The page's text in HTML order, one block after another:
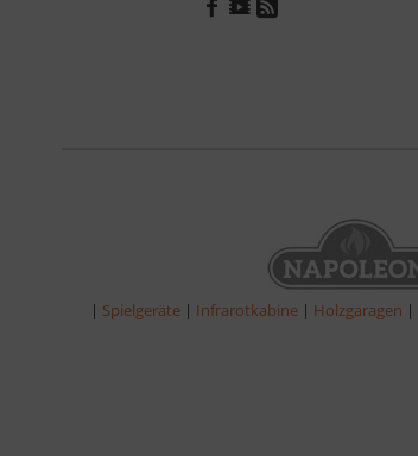
| Spielgeräte | Infrarotkabine | Holzgaragen |